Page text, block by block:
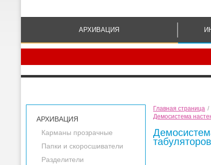
АРХИВАЦИЯ
АРХИВАЦИЯ
Карманы прозрачные
Папки и скоросшиватели
Разделители
Главная страница /
Демосистема
табуляторов